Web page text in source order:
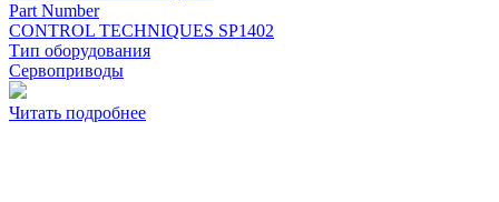
Part Number
CONTROL TECHNIQUES SP1402
Тип оборудования
Сервоприводы
Читать подробнее